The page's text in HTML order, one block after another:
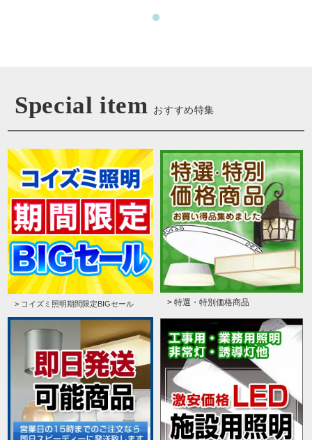
Special item おすすめ特集
> コイズミ照明期間限定BIGセール > 特選・特別価格商品